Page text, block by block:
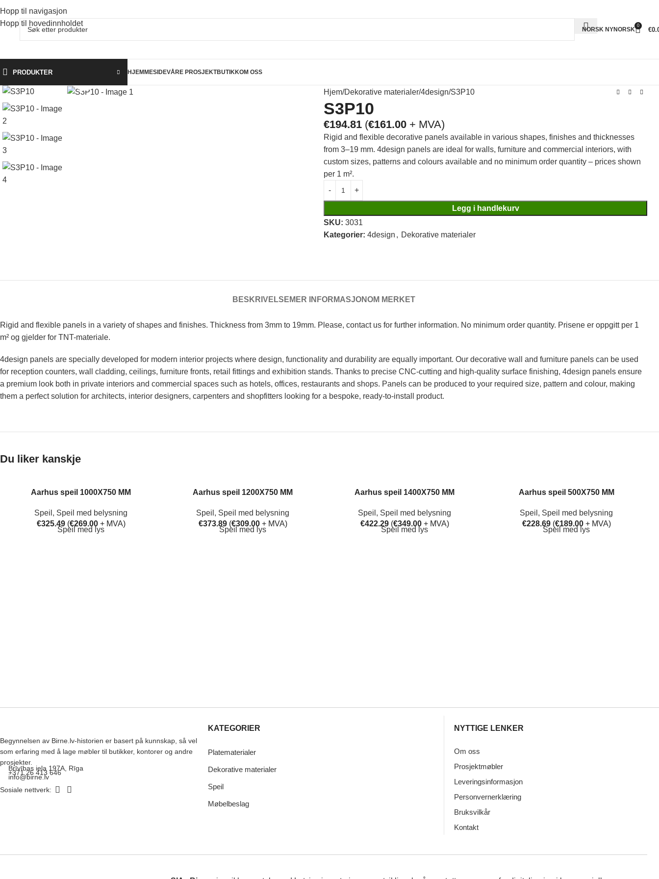
Hopp til navigasjon
Hopp til hovedinnholdet
NORSK NYNORSK
0
€
PRODUKTER HJEMMESIDEVÅRE PROSJEKTBUTIKKOM OSS
Hjem Dekorative materialer 4design S3P10
S3P10
€194.81 (€161.00 + MVA)
Rigid and flexible decorative panels available in various shapes, finishes and thicknesses
from 3–19 mm. 4design panels are ideal for walls, furniture and commercial interiors, with
custom sizes, patterns and colours available and no minimum order quantity – prices shown
per 1 m².
Legg i handlekurv
SKU: 3031
Kategorier: 4design , Dekorative materialer
BESKRIVELSE MER INFORMASJONOM MERKET
Rigid and flexible panels in a variety of shapes and finishes. Thickness from 3mm to 19mm. Please, contact us for further information. No minimum order quantity. Prisene er oppgitt per 1
m² og gjelder for TNT-materiale.
4design panels are specially developed for modern interior projects where design, functionality and durability are equally important. Our decorative wall and furniture panels can be used
for reception counters, wall cladding, ceilings, furniture fronts, retail fittings and exhibition stands. Thanks to precise CNC-cutting and high-quality surface finishing, 4design panels ensure
a premium look both in private interiors and commercial spaces such as hotels, offices, restaurants and shops. Panels can be produced to your required size, pattern and colour, making
them a perfect solution for architects, interior designers, carpenters and shopfitters looking for a bespoke, ready-to-install product.
Du liker kanskje
Aarhus speil 1000X750 MM
Speil , Speil med belysning
€325.49 (€269.00+ MVA)
Speil med lys
Aarhus speil 1200X750 MM
Speil , Speil med belysning
€373.89 (€309.00+ MVA)
Speil med lys
Aarhus speil 1400X750 MM
Speil , Speil med belysning
€422.29 (€349.00+ MVA)
Speil med lys
Aarhus speil 500X750 MM
Speil , Speil med belysning
€228.69 (€189.00+ MVA)
Speil med lys
Begynnelsen av Birne.lv-historien er basert på kunnskap, så vel
som erfaring med å lage møbler til butikker, kontorer og andre
prosjekter.
Brīvības iela 197A, Rīga
+371 26 413 646
info@birne.lv
Sosiale nettverk:
KATEGORIER
Platematerialer
Dekorative materialer
Speil
Møbelbeslag
NYTTIGE LENKER
Om oss
Prosjektmøbler
Leveringsinformasjon
Personvernerklæring
Bruksvilkår
Kontakt